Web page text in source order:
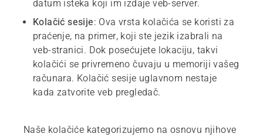
datum isteka koji im izdaje veb-server.
Kolačić sesije: Ova vrsta kolačića se koristi za
praćenje, na primer, koji ste jezik izabrali na
veb-stranici. Dok posećujete lokaciju, takvi
kolačići se privremeno čuvaju u memoriji vašeg
računara. Kolačić sesije uglavnom nestaje
kada zatvorite veb pregledač.
Naše kolačiće kategorizujemo na osnovu njihove